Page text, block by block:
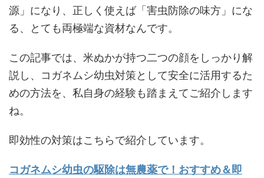
源」になり、正しく使えば「害虫防除の味方」にな
る、とても両極端な資材なんです。
この記事では、米ぬかが持つ二つの顔をしっかり解
説し、コガネムシ幼虫対策として安全に活用するた
めの方法を、私自身の経験も踏まえてご紹介します
ね。
即効性の対策はこちらで紹介しています。
コガネムシ幼虫の駆除は無農薬で！おすすめ＆即